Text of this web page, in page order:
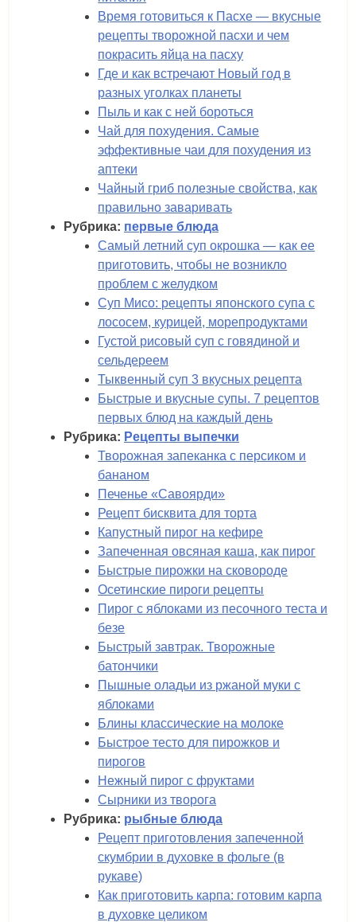
Время готовиться к Пасхе — вкусные
рецепты творожной пасхи и чем
покрасить яйца на пасху
Где и как встречают Новый год в
разных уголках планеты
Пыль и как с ней бороться
Чай для похудения. Самые
эффективные чаи для похудения из
аптеки
Чайный гриб полезные свойства, как
правильно заваривать
Рубрика: первые блюда
Самый летний суп окрошка — как ее
приготовить, чтобы не возникло
проблем с желудком
Суп Мисо: рецепты японского супа с
лососем, курицей, морепродуктами
Густой рисовый суп с говядиной и
сельдереем
Тыквенный суп 3 вкусных рецепта
Быстрые и вкусные супы. 7 рецептов
первых блюд на каждый день
Рубрика: Рецепты выпечки
Творожная запеканка с персиком и
бананом
Печенье «Савоярди»
Рецепт бисквита для торта
Капустный пирог на кефире
Запеченная овсяная каша, как пирог
Быстрые пирожки на сковороде
Осетинские пироги рецепты
Пирог с яблоками из песочного теста и
безе
Быстрый завтрак. Творожные
батончики
Пышные оладьи из ржаной муки с
яблоками
Блины классические на молоке
Быстрое тесто для пирожков и
пирогов
Нежный пирог с фруктами
Сырники из творога
Рубрика: рыбные блюда
Рецепт приготовления запеченной
скумбрии в духовке в фольге (в
рукаве)
Как приготовить карпа: готовим карпа
в духовке целиком